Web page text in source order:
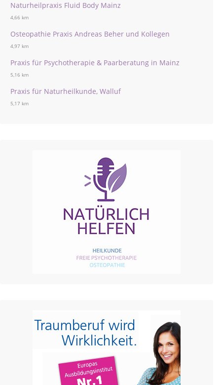
Naturheilpraxis Fluid Body Mainz
4,66 km
Osteopathie Praxis Andreas Beher und Kollegen
4,97 km
Praxis für Psychotherapie & Paarberatung in Mainz
5,16 km
Praxis für Naturheilkunde, Walluf
5,17 km